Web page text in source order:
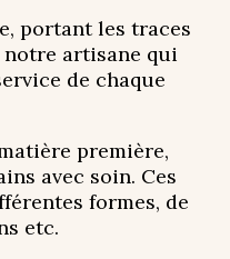
portant les traces
artisane qui
de chaque
première,
avec soin. Ces
formes, de
etc.